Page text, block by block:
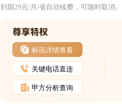
到期29元/月/省自动续费，可随时取消。
标讯详情查看
关键电话直连
甲方分析查询